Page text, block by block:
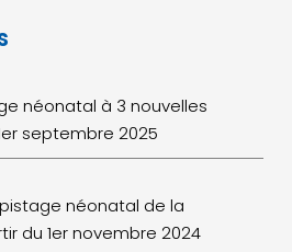
néonatal à 3 nouvelles
septembre 2025
néonatal de la
du 1er novembre 2024